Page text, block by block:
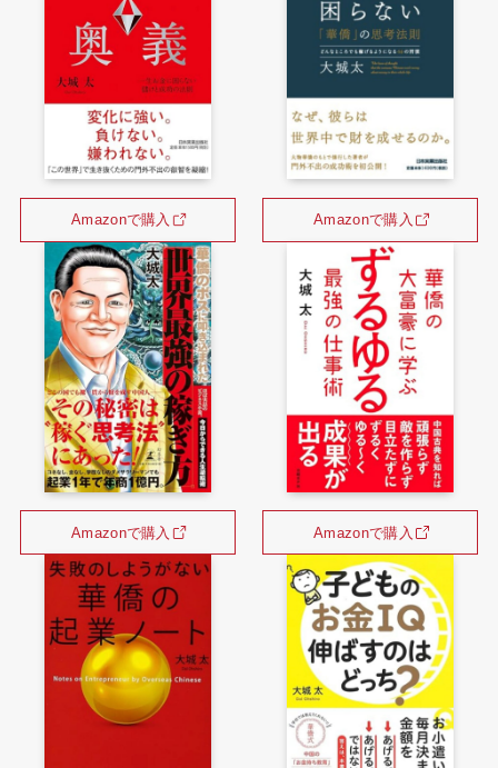
Amazonで購入 Amazonで購入
Amazonで購入 Amazonで購入